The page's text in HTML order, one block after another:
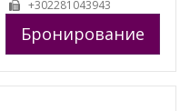
+302281043943
Бронирование